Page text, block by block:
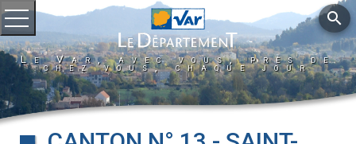
Ouvrir le menu
Le Var, avec vous, près de
chez vous, chaque jour
search